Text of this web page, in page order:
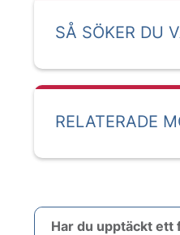
SÅ SÖKER DU
RELATERADE
Har du upptäckt ett